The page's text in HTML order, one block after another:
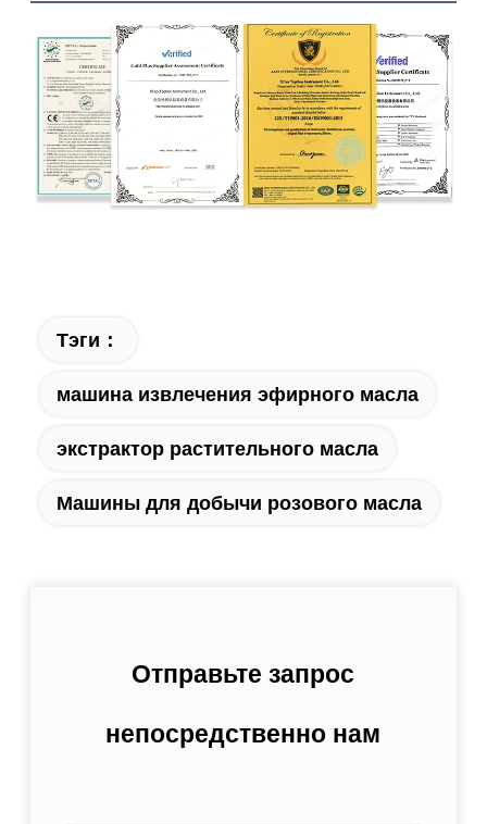
Тэги：
машина извлечения эфирного масла
экстрактор растительного масла
Машины для добычи розового масла
Отправьте запрос
непосредственно нам